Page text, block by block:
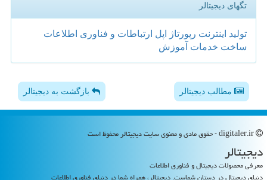
تگهای دیجیتالر
تولید اینترنت رپورتاژ اپل ارتباطات و فناوری اطلاعات
ساخت خدمات آموزش
مطالب دیجیتالر بازگشت به دیجیتالر
دیجیتالر
معرفی محصولات دیجیتال و فناوری اطلاعات
دنیای دیجیتال در دستان شماست. دیجیتالر، همراه شما در دنیای فناوری اطلاعات